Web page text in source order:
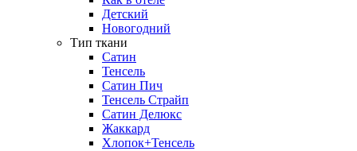
Детский
Новогодний
Тип ткани
Сатин
Тенсель
Сатин Пич
Тенсель Страйп
Сатин Делюкс
Жаккард
Хлопок+Тенсель